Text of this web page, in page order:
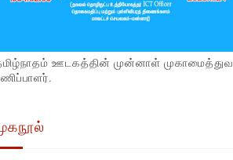
ஊடகத்தின் முன்னாள் முகாமைத்துவ